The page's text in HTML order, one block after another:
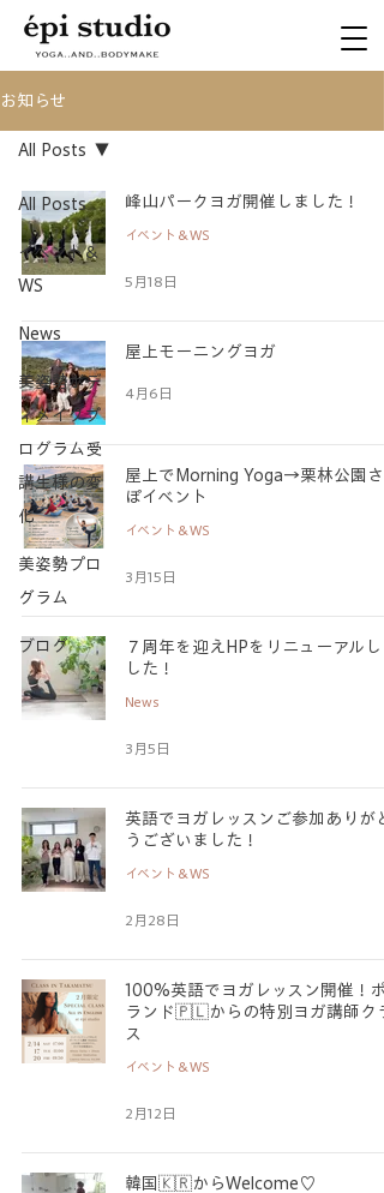
お知らせ
All Posts
イベント＆
WS
News
美姿勢ボデ
ィメイクプ
ログラム受
講生様の変
化
美姿勢プロ
グラム
ブログ
All Posts
峰山パークヨガ開催しました！
イベント＆WS
5月18日
屋上モーニングヨガ
4月6日
屋上でMorning Yoga→栗林公園さ
ぽイベント
イベント＆WS
3月15日
７周年を迎えHPをリニューアルし
した！
News
3月5日
英語でヨガレッスンご参加ありがと
うございました！
イベント＆WS
2月28日
100%英語でヨガレッスン開催！ポ
ランド🇵🇱からの特別ヨガ講師クラ
ス
イベント＆WS
2月12日
韓国🇰🇷からWelcome♡